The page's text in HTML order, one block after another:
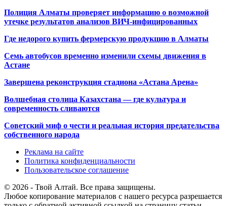
Полиция Алматы проверяет информацию о возможной
утечке результатов анализов ВИЧ-инфицированных
Где недорого купить фермерскую продукцию в Алматы
Семь автобусов временно изменили схемы движения в
Астане
Завершена реконструкция стадиона «Астана Арена»
Волшебная столица Казахстана — где культура и
современность сливаются
Советский миф о чести и реальная история предательства
собственного народа
Реклама на сайте
Политика конфиденциальности
Пользовательское соглашение
© 2026 - Твой Алтай. Все права защищены.
Любое копирование материалов с нашего ресурса разрешается